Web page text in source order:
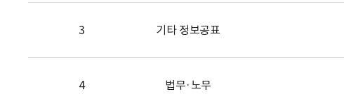
3 기타 정보공표
4 법무·노무